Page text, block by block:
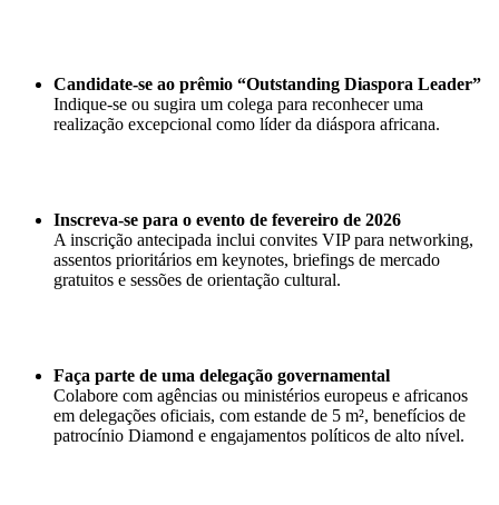
Candidate-se ao prêmio “Outstanding Diaspora Leader”
Indique-se ou sugira um colega para reconhecer uma
realização excepcional como líder da diáspora africana.
Inscreva-se para o evento de fevereiro de 2026
A inscrição antecipada inclui convites VIP para networking,
assentos prioritários em keynotes, briefings de mercado
gratuitos e sessões de orientação cultural.
Faça parte de uma delegação governamental
Colabore com agências ou ministérios europeus e africanos
em delegações oficiais, com estande de 5 m², benefícios de
patrocínio Diamond e engajamentos políticos de alto nível.